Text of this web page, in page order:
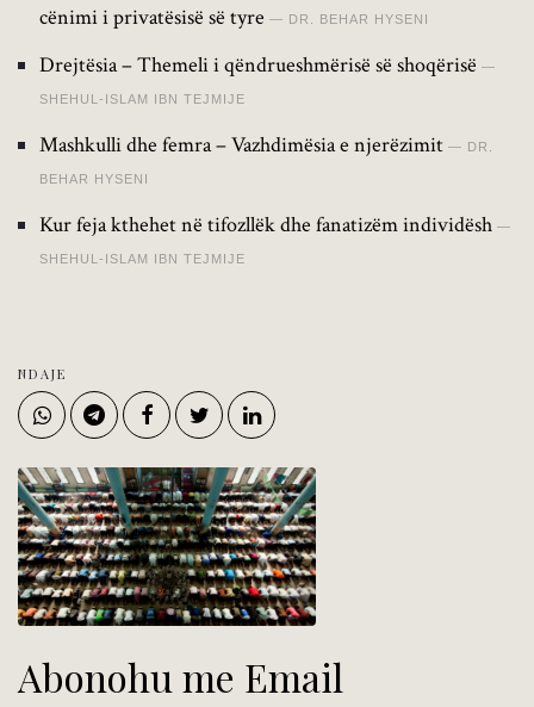
cënimi i privatësisë së tyre
DR. BEHAR HYSENI
Drejtësia – Themeli i qëndrueshmërisë së shoqërisë
SHEHUL-ISLAM IBN TEJMIJE
Mashkulli dhe femra – Vazhdimësia e njerëzimit DR.
BEHAR HYSENI
Kur feja kthehet në tifozllëk dhe fanatizëm individësh
SHEHUL-ISLAM IBN TEJMIJE
NDAJE
Abonohu me Email